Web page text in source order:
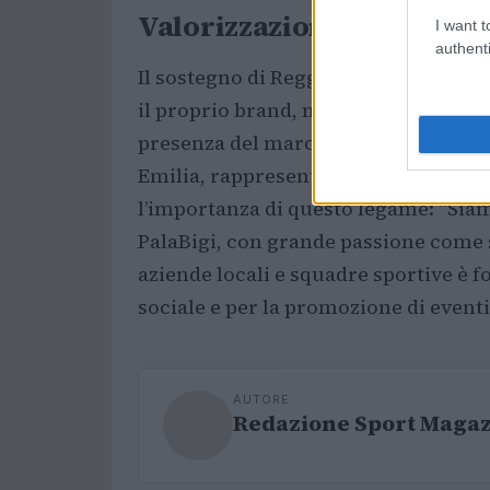
I want
Valorizzazione del
Il sostegno di Reggio Revisioni al
il proprio brand, ma anche
presenza del marchio all’interno
Emilia, rappresenta un’importante
l’importanza di questo legame:
PalaBigi, con grande passione
aziende locali e squadre sportive è
sociale e per la promozione di
AUTORE
Redazione Sport